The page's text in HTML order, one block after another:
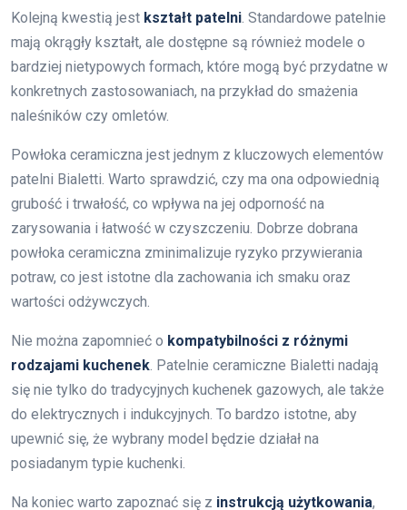
Kolejną kwestią jest kształt patelni . Standardowe patelnie
mają okrągły kształt, ale dostępne są również modele o
bardziej nietypowych formach, które mogą być przydatne w
konkretnych zastosowaniach, na przykład do smażenia
naleśników czy omletów.
Powłoka ceramiczna jest jednym z kluczowych elementów
patelni Bialetti. Warto sprawdzić, czy ma ona odpowiednią
grubość i trwałość, co wpływa na jej odporność na
zarysowania i łatwość w czyszczeniu. Dobrze dobrana
powłoka ceramiczna zminimalizuje ryzyko przywierania
potraw, co jest istotne dla zachowania ich smaku oraz
wartości odżywczych.
Nie można zapomnieć o kompatybilności z różnymi
rodzajami kuchenek . Patelnie ceramiczne Bialetti nadają
się nie tylko do tradycyjnych kuchenek gazowych, ale także
do elektrycznych i indukcyjnych. To bardzo istotne, aby
upewnić się, że wybrany model będzie działał na
posiadanym typie kuchenki.
Na koniec warto zapoznać się z instrukcją użytkowania,